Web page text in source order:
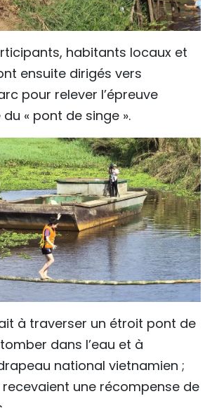
habitants locaux et
ensuite dirigés vers
pour relever l’épreuve
« pont de singe ».
à traverser un étroit pont de
dans l’eau et à
national vietnamien ;
une récompense de